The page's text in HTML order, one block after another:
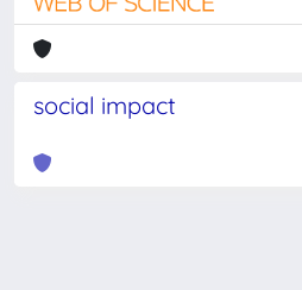
social impact